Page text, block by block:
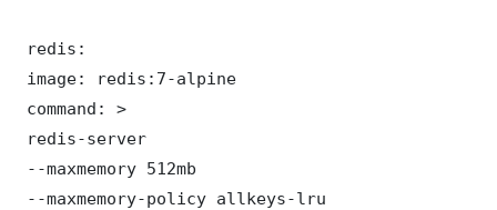
redis:
image: redis:7-alpine
command: >
redis-server
--maxmemory 512mb
--maxmemory-policy allkeys-lru